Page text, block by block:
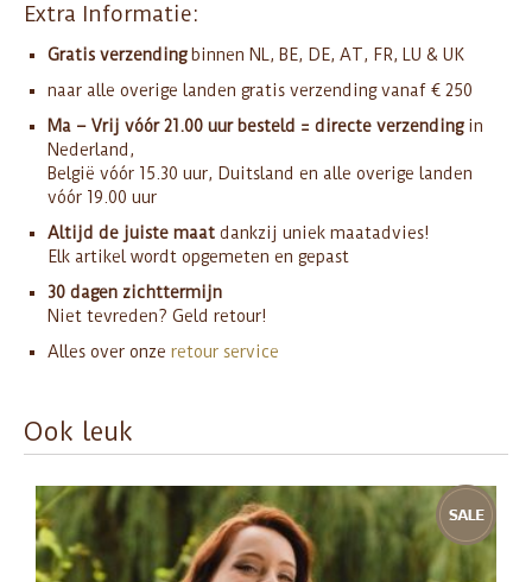
Extra Informatie:
Gratis verzendingbinnen NL, BE, DE, AT, FR, LU & UK
naar alle overige landen gratis verzending vanaf € 250
Ma – Vrij vóór 21.00 uur besteld = directe verzendingin
Nederland,
België vóór 15.30 uur, Duitsland en alle overige landen
vóór 19.00 uur
Altijd de juiste maat dankzij uniek maatadvies!
Elk artikel wordt opgemeten en gepast
30 dagen zichttermijn
Niet tevreden? Geld retour!
Alles over onze retour service
Ook leuk